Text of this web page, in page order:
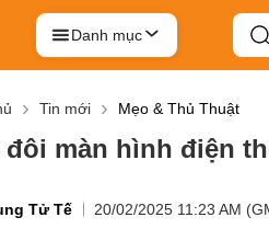
Danh mục
Tin mới Mẹo & Thủ Thuật
đôi màn hình điện
Tử Tế 20/02/2025 11:23 AM